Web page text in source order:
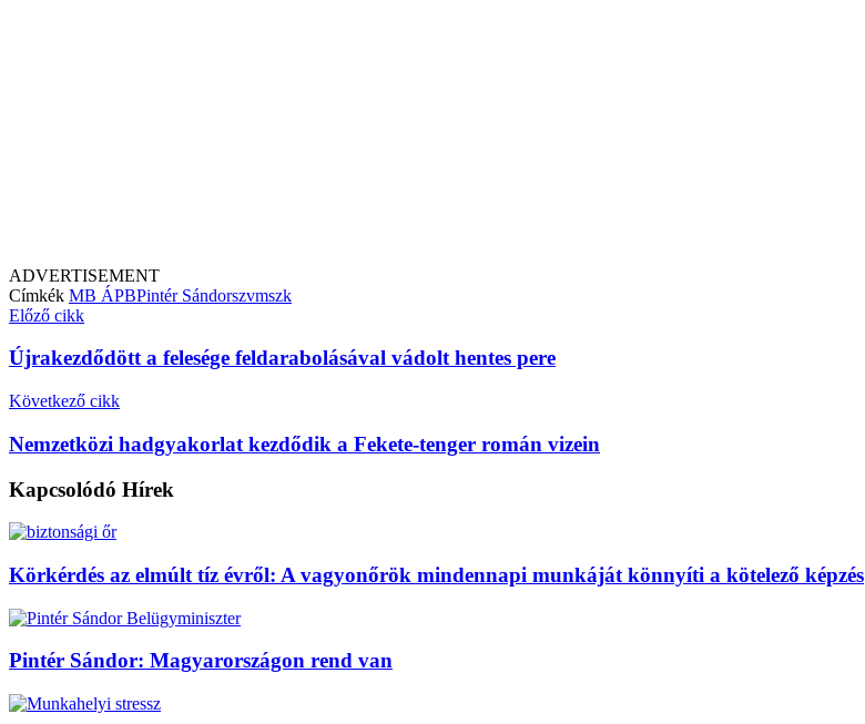
ADVERTISEMENT
Címkék MB ÁPBPintér Sándorszvmszk
Előző cikk
Újrakezdődött a felesége feldarabolásával vádolt hentes pere
Következő cikk
Nemzetközi hadgyakorlat kezdődik a Fekete-tenger román vizein
Kapcsolódó Hírek
Körkérdés az elmúlt tíz évről: A vagyonőrök mindennapi munkáját könnyíti a kötelező képzés
Pintér Sándor: Magyarországon rend van